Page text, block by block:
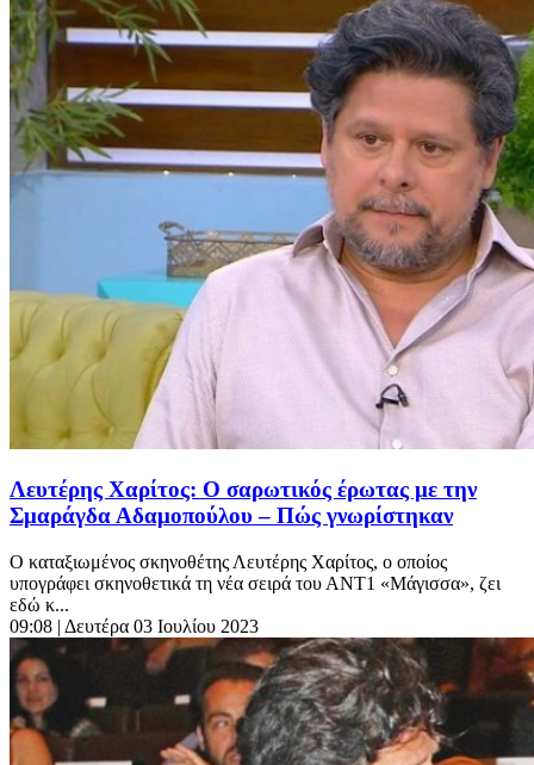
Λευτέρης Χαρίτος: Ο σαρωτικός έρωτας με την
Σμαράγδα Αδαμοπούλου – Πώς γνωρίστηκαν
Ο καταξιωμένος σκηνοθέτης Λευτέρης Χαρίτος, ο οποίος
υπογράφει σκηνοθετικά τη νέα σειρά του ΑΝΤ1 «Μάγισσα», ζει
εδώ κ...
09:08 | Δευτέρα 03 Ιουλίου 2023